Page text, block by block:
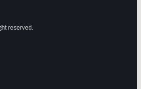
reserved.